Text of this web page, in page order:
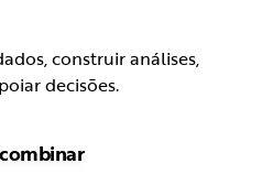
construir análises,
decisões.